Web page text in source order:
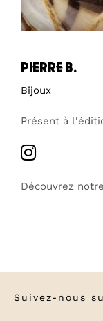
pierre b.
Bijoux
Présent à
Découvrez notre
Suivez-nous